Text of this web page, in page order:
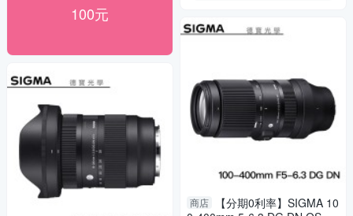
100元
商店
【分期0利率】SIGMA 10